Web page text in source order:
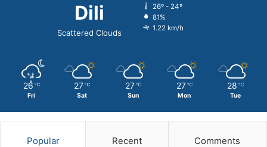
Dili
Scattered Clouds
26º - 24º
81%
1.22 km/h
26 ℃
Fri
27 ℃
Sat
27 ℃
Sun
27 ℃
Mon
28 ℃
Tue
Popular Recent Comments